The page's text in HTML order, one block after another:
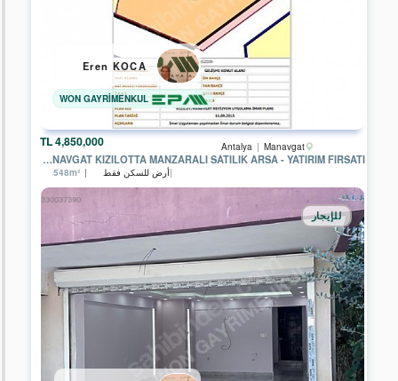
EPA
GAYRİMENKUL
EPA
GAYRİMENKUL
2
EPA
GAYRİMENKUL
4,850,000 TL Antalya Manavgat
MANAVGAT KIZILOTTA MANZARALI SATILIK ARSA - YATIRIM FIRSATI
أرض للسكن فقط 548m²
Eren KOCA
للإيجار